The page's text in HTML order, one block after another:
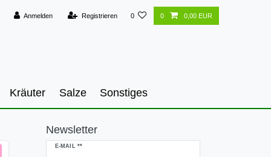
Anmelden Registrieren 0 0 0,00 EUR
Kräuter Salze Sonstiges
Newsletter
E-MAIL **
Newsletter